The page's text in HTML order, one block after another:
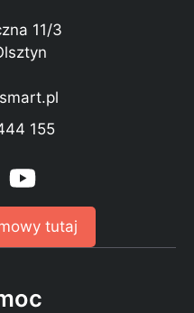
11/3
155
tutaj